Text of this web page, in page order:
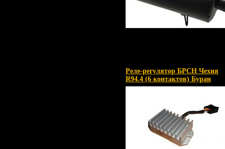
Реле-регулятор БРСН Чехия
R94.4 (6 контактов) Буран